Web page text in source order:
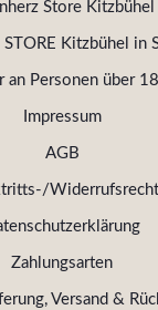
Store Kitzbühel
Kitzbühel in
an Personen über
Impressum
AGB
Widerrufsrecht
Zahlungsarten
Versand &